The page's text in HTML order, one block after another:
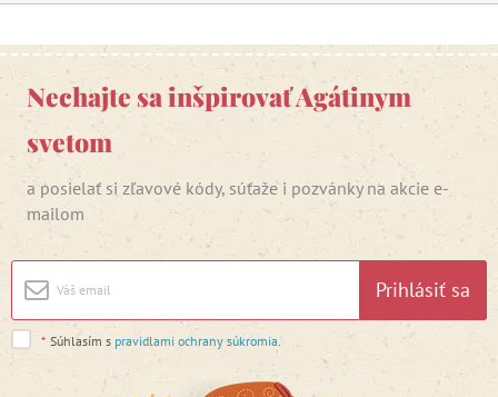
Nechajte sa inšpirovať Agátinym
svetom
a posielať si zľavové kódy, súťaže i pozvánky na akcie e-
mailom
Prihlásiť sa
* Súhlasím s pravidlami ochrany súkromia